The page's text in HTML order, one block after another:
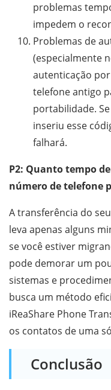
problemas
impedem o
Problemas de
(especialmente
autenticação
telefone antigo
portabilidade.
inseriu esse
falhará.
P2: Quanto tempo
número de telefone
A transferência do
leva apenas alguns
se você estiver
pode demorar um
sistemas e
busca um método
iReaShare Phone
os contatos de uma
Conclusão